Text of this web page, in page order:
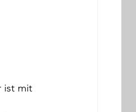
ist mit